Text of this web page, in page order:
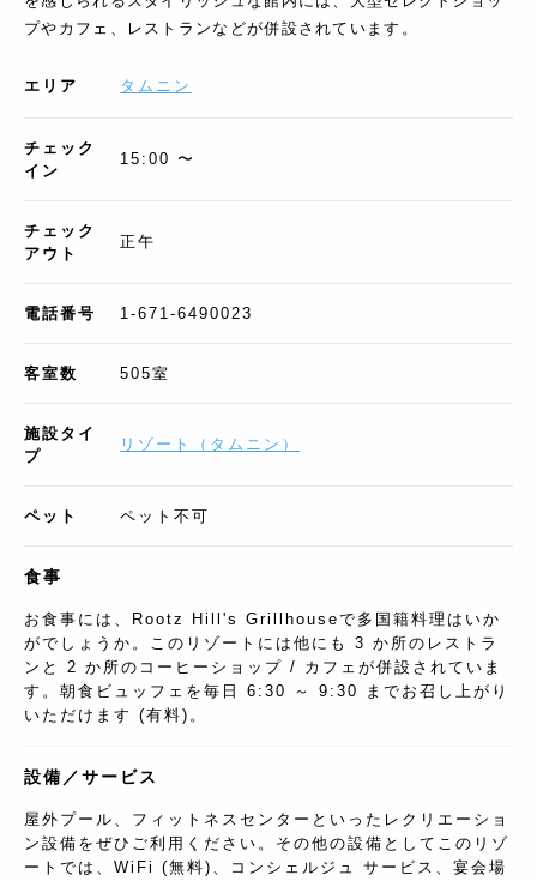
プやカフェ、レストランなどが併設されています。
エリア タムニン
チェック
イン
15:00 〜
チェック
アウト
正午
電話番号 1-671-6490023
客室数 505室
施設タイ
プ
リゾート （ タムニン ）
ペット ペット不可
食事
お食事には、Rootz Hill's Grillhouseで多国籍料理はいか
がでしょうか。このリゾートには他にも 3 か所のレストラ
ンと 2 か所のコーヒーショップ / カフェが併設されていま
す。朝食ビュッフェを毎日 6:30 ～ 9:30 までお召し上がり
いただけます (有料)。
設備／サービス
屋外プール、フィットネスセンターといったレクリエーショ
ン設備をぜひご利用ください。その他の設備としてこのリゾ
ートでは、WiFi (無料)、コンシェルジュ サービス、宴会場